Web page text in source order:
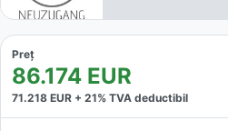
Preț
86.174 EUR
71.218 EUR + 21% TVA deductibil